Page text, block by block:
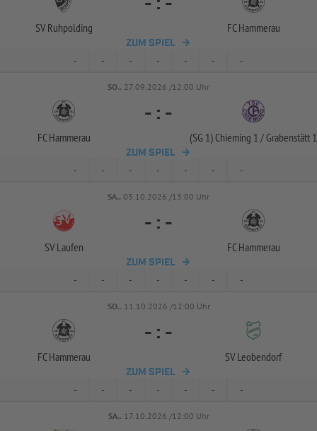
SV Ruhpolding FC Hammerau
ZUM SPIEL
- - - - - - -
SO.. 27.09.2026 /12:00 Uhr
FC Hammerau
- : -
(SG 1) Chieming 1 / Grabenstätt 1
ZUM SPIEL
- - - - - - -
SA.. 03.10.2026 /13:00 Uhr
SV Laufen
- : -
FC Hammerau
ZUM SPIEL
- - - - - - -
SO.. 11.10.2026 /12:00 Uhr
FC Hammerau
- : -
SV Leobendorf
ZUM SPIEL
- - - - - - -
SA.. 17.10.2026 /12:00 Uhr